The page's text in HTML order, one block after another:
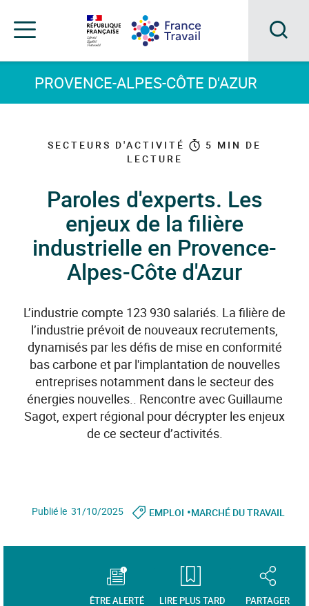
menu
contenu
pied
page
la
Menu
PROVENCE-ALPES-CÔTE D'AZUR
SECTEURS D'ACTIVITÉ 5 MIN DE
LECTURE
Paroles d'experts. Les
enjeux de la filière
industrielle en Provence-
Alpes-Côte d'Azur
L’industrie compte 123 930 salariés. La filière de
l’industrie prévoit de nouveaux recrutements,
dynamisés par les défis de mise en conformité
bas carbone et par l'implantation de nouvelles
entreprises notamment dans le secteur des
énergies nouvelles.. Rencontre avec Guillaume
Sagot, expert régional pour décrypter les enjeux
de ce secteur d’activités.
Publié le 31/10/2025 EMPLOI •MARCHÉ DU TRAVAIL
ÊTRE ALERTÉ LIRE PLUS TARD PARTAGER